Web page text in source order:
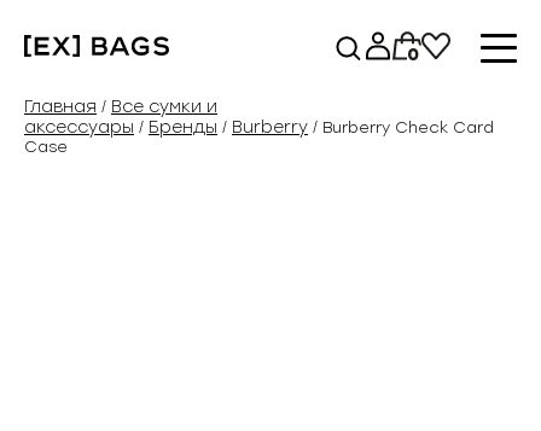
содержимому
0
Главная / Все сумки и
аксессуары / Бренды / Burberry / Burberry Check Card
Case